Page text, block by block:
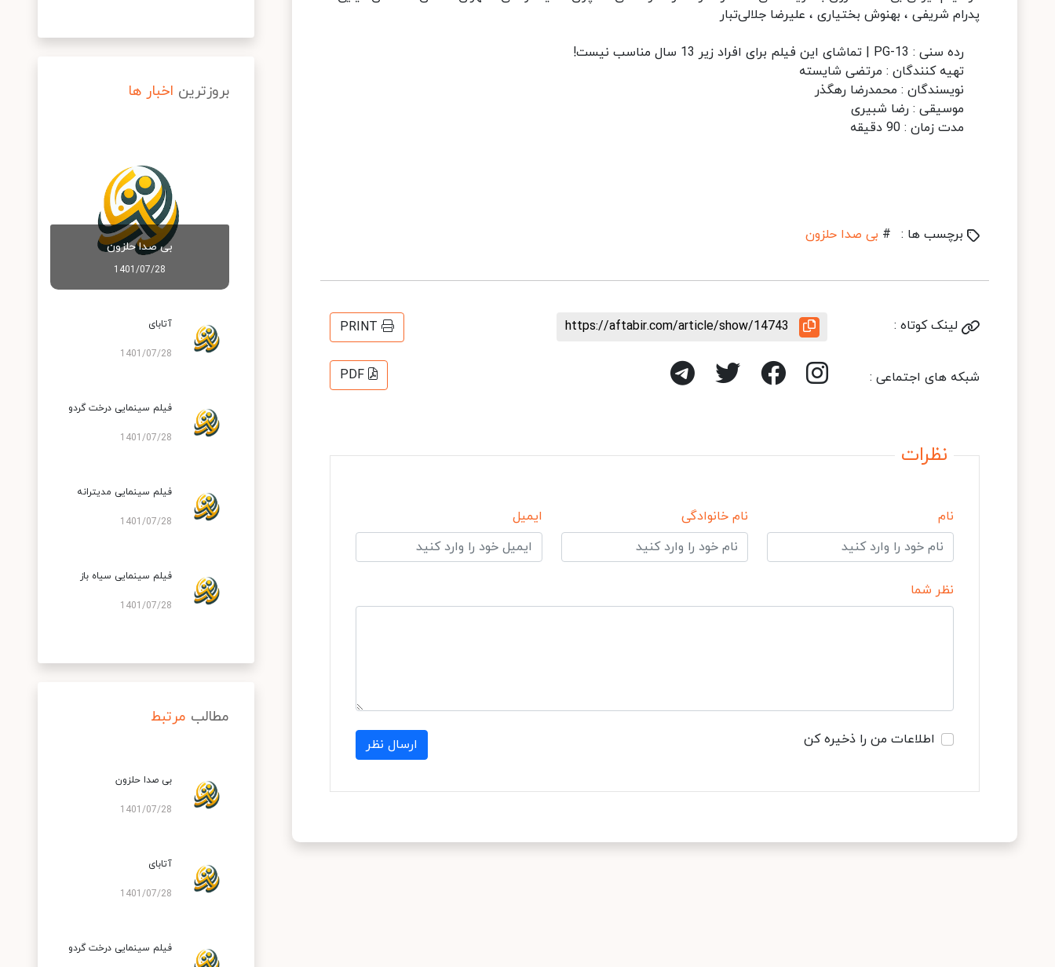
پدرام شریفی ، بهنوش بختیاری ، علیرضا جلالی‌تبار
رده سنی : PG-13 | تماشای این فیلم برای افراد زیر 13 سال مناسب نیست!
تهیه کنندگان : مرتضی شایسته
نویسندگان : محمدرضا رهگذر
موسیقی : رضا شبیری
مدت زمان : 90 دقیقه
برچسب ها : # بی صدا حلزون
لینک کوتاه : https://aftabir.com/article/show/14743
PRINT
شبکه های اجتماعی : PDF
نظرات
نام نام خانوادگی ایمیل
نظر شما
اطلاعات من را ذخیره کن ارسال نظر
بروزترین اخبار ها
بی صدا حلزون
1401/07/28
آتابای
1401/07/28
فیلم سینمایی درخت گردو
1401/07/28
فیلم سینمایی مدیترانه
1401/07/28
فیلم سینمایی سیاه باز
1401/07/28
مطالب مرتبط
بی صدا حلزون
1401/07/28
آتابای
1401/07/28
فیلم سینمایی درخت گردو